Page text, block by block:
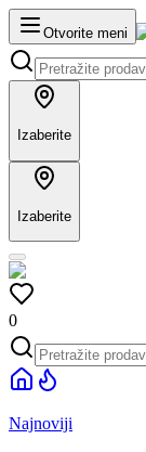
Otvorite meni
Izaberite
Izaberite
0
Najnoviji